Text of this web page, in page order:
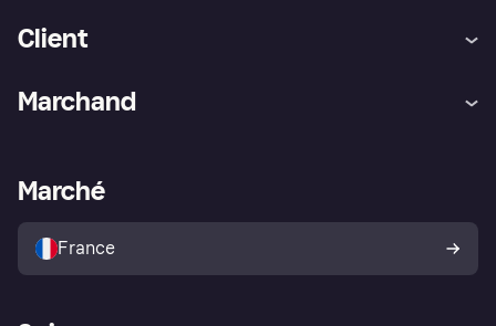
Client
Explorez les magasins
Politique de protection de
l’acheteur Klarna
Marchand
Portail Marchand
Marché
France